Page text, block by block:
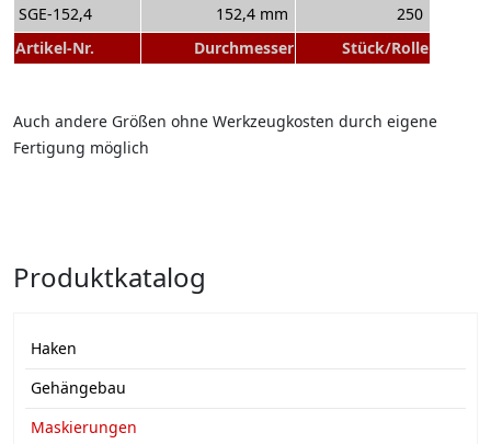
Artikel-Nr. Durchmesser Stück/Rolle
SGE-152,4 152,4 mm 250
Auch andere Größen ohne Werkzeugkosten durch eigene
Fertigung möglich
Produktkatalog
Haken
Gehängebau
Maskierungen